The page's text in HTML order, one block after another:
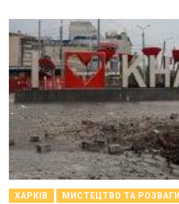
ХАРКІВ МИСТЕЦТВО ТА РОЗВАГИ